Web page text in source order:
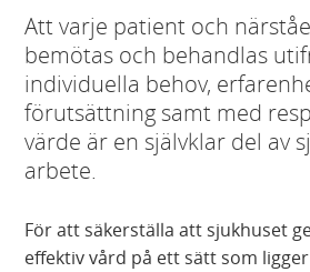
Att varje patient och
bemötas och behandlas
individuella behov,
förutsättning samt med
värde är en självklar del av
arbete.
För att säkerställa att sjukhuset
effektiv vård på ett sätt som